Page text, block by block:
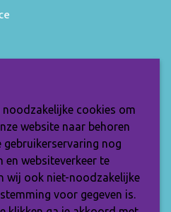
van de nieuwste
Vul je e-
de Make My
cookies om
website naar behoren
gebruikerservaring nog
en websiteverkeer te
wij ook niet-noodzakelijke
voor gegeven is.